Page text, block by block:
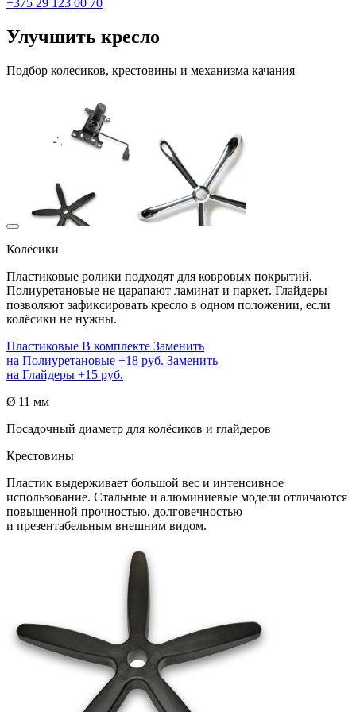
Улучшить кресло
Подбор колесиков, крестовины и механизма качания
Колёсики
Пластиковые ролики подходят для ковровых покрытий.
Полиуретановые не царапают ламинат и паркет. Глайдеры
позволяют зафиксировать кресло в одном положении, если
колёсики не нужны.
Пластиковые В комплекте Заменить
на Полиуретановые +18 руб. Заменить
на Глайдеры +15 руб.
Ø 11 мм
Посадочный диаметр для колёсиков и глайдеров
Крестовины
Пластик выдерживает большой вес и интенсивное
использование. Стальные и алюминиевые модели отличаются
повышенной прочностью, долговечностью
и презентабельным внешним видом.